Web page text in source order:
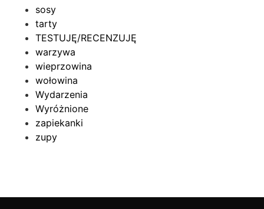
sosy
tarty
TESTUJĘ/RECENZUJĘ
warzywa
wieprzowina
wołowina
Wydarzenia
Wyróżnione
zapiekanki
zupy